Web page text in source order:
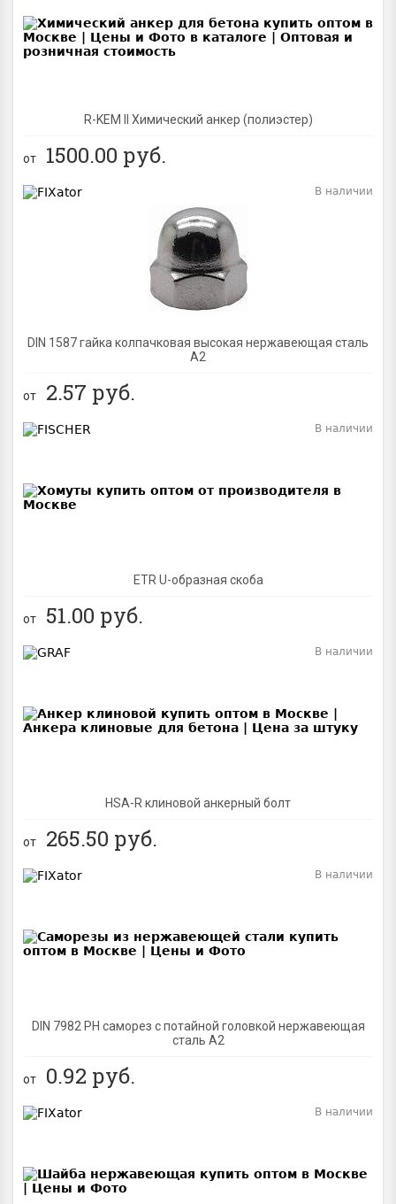
R-KEM II Химический анкер (полиэстер)
от 1500.00 руб.
DIN 1587 гайка колпачковая высокая нержавеющая сталь
А2
В наличии
от 2.57 руб.
ETR U-образная скоба
В наличии
от 51.00 руб.
HSA-R клиновой анкерный болт
В наличии
от 265.50 руб.
DIN 7982 PH саморез с потайной головкой нержавеющая
сталь A2
В наличии
от 0.92 руб.
В наличии